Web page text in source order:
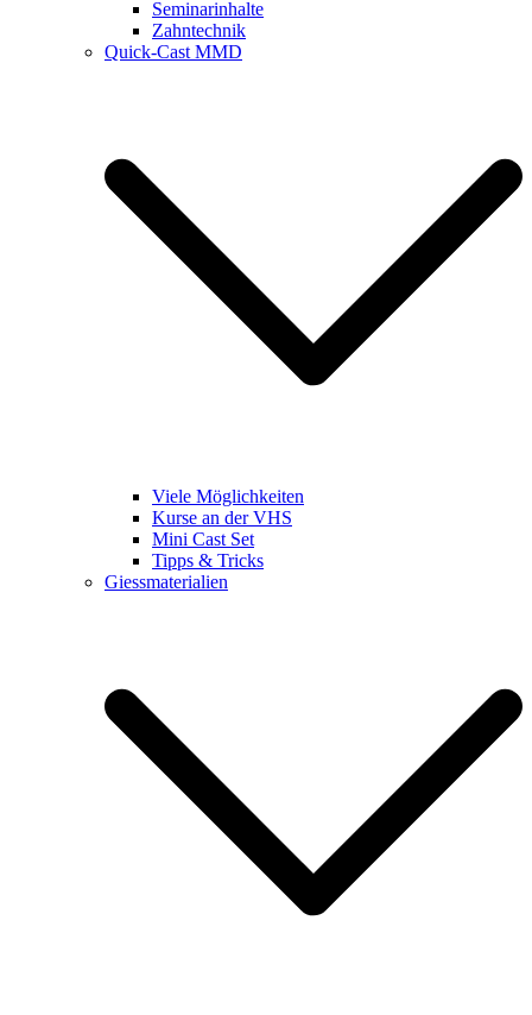
Seminarinhalte
Zahntechnik
Quick-Cast MMD
Viele Möglichkeiten
Kurse an der VHS
Mini Cast Set
Tipps & Tricks
Giessmaterialien